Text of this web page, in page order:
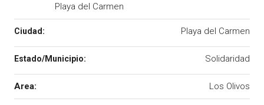
Playa del Carmen
Playa del Carmen
Solidaridad
Area: Los Olivos